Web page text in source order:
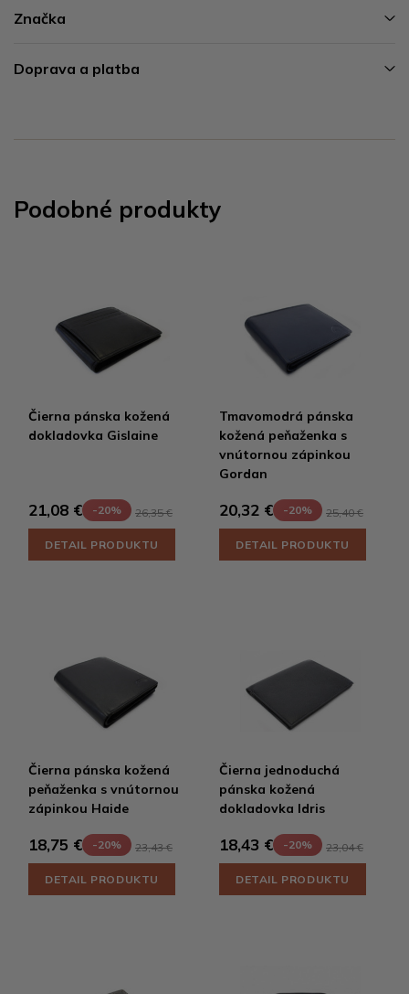
Značka
Doprava a platba
Podobné produkty
Čierna pánska kožená
dokladovka Gislaine
21,08 € -20% 26,35 €
DETAIL PRODUKTU
Tmavomodrá pánska
kožená peňaženka s
vnútornou zápinkou
Gordan
20,32 € -20% 25,40 €
DETAIL PRODUKTU
Čierna pánska kožená
peňaženka s vnútornou
zápinkou Haide
18,75 € -20% 23,43 €
DETAIL PRODUKTU
Čierna jednoduchá
pánska kožená
dokladovka Idris
18,43 € -20% 23,04 €
DETAIL PRODUKTU